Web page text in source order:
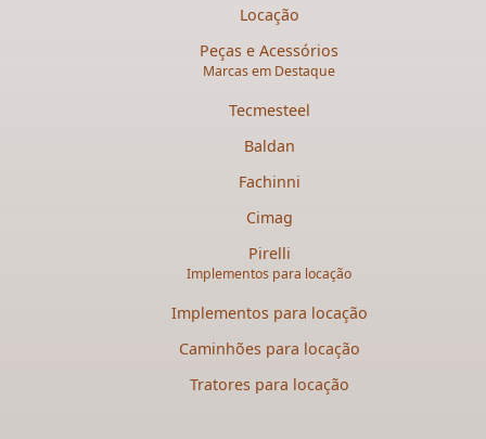
Locação
Peças e Acessórios
Marcas em Destaque
Tecmesteel
Baldan
Fachinni
Cimag
Pirelli
Implementos para locação
Implementos para locação
Caminhões para locação​
Tratores para locação​